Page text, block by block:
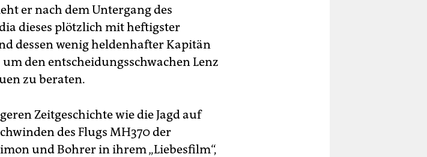
er nach dem Untergang des
dieses plötzlich mit heftigster
dessen wenig heldenhafter Kapitän
den entscheidungsschwachen Lenz
zu beraten.
Zeitgeschichte wie die Jagd auf
des Flugs MH370 der
und Bohrer in ihrem „Liebesfilm“,